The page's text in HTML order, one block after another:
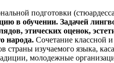
подготовки
в обучении. Задачей
этических оценок,
народа. Сочетание классной
страны изучаемого языка,
молодежные